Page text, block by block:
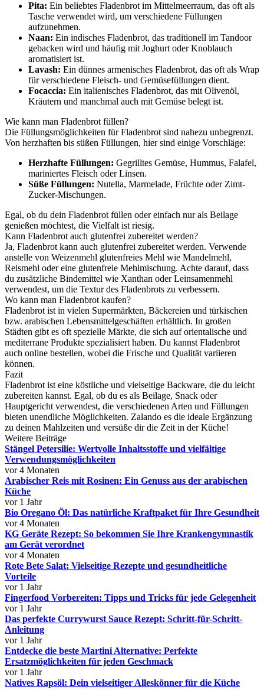
Pita: Ein beliebtes Fladenbrot im Mittelmeerraum, das oft als
Tasche verwendet wird, um verschiedene Füllungen
aufzunehmen.
Naan: Ein indisches Fladenbrot, das traditionell im Tandoor
gebacken wird und häufig mit Joghurt oder Knoblauch
aromatisiert ist.
Lavash: Ein dünnes armenisches Fladenbrot, das oft als Wrap
für verschiedene Fleisch- und Gemüsefüllungen dient.
Focaccia: Ein italienisches Fladenbrot, das mit Olivenöl,
Kräutern und manchmal auch mit Gemüse belegt ist.
Wie kann man Fladenbrot füllen?
Die Füllungsmöglichkeiten für Fladenbrot sind nahezu unbegrenzt.
Von herzhaften bis süßen Füllungen, hier sind einige Vorschläge:
Herzhafte Füllungen: Gegrilltes Gemüse, Hummus, Falafel,
mariniertes Fleisch oder Linsen.
Süße Füllungen: Nutella, Marmelade, Früchte oder Zimt-
Zucker-Mischungen.
Egal, ob du dein Fladenbrot füllen oder einfach nur als Beilage
genießen möchtest, die Vielfalt ist riesig.
Kann Fladenbrot auch glutenfrei zubereitet werden?
Ja, Fladenbrot kann auch glutenfrei zubereitet werden. Verwende
anstelle von Weizenmehl glutenfreies Mehl wie Mandelmehl,
Reismehl oder eine glutenfreie Mehlmischung. Achte darauf, dass
du zusätzliche Bindemittel wie Xanthan oder Leinsamenmehl
verwendest, um die Textur des Fladenbrots zu verbessern.
Wo kann man Fladenbrot kaufen?
Fladenbrot ist in vielen Supermärkten, Bäckereien und türkischen
bzw. arabischen Lebensmittelgeschäften erhältlich. In großen
Städten gibt es oft spezielle Märkte, die sich auf orientalische und
mediterrane Produkte spezialisiert haben. Du kannst Fladenbrot
auch online bestellen, wobei die Frische und Qualität variieren
können.
Fazit
Fladenbrot ist eine köstliche und vielseitige Backware, die du leicht
zubereiten kannst. Egal, ob du es als Beilage, Snack oder
Hauptgericht verwendest, die verschiedenen Arten und Füllungen
bieten unendliche Möglichkeiten. Zalando es die ideale Ergänzung
zu deinen Mahlzeiten und versüße dir die Zeit in der Küche!
Weitere Beiträge
Stängel Petersilie: Wertvolle Inhaltsstoffe und vielfältige
Verwendungsmöglichkeiten
vor 4 Monaten
Arabischer Reis mit Rosinen: Ein Genuss aus der arabischen
Küche
vor 1 Jahr
Bio Oregano Öl: Das natürliche Kraftpaket für Ihre Gesundheit
vor 4 Monaten
KG Geräte Rezept: So bekommen Sie Ihre Krankengymnastik
am Gerät verordnet
vor 4 Monaten
Rote Bete Salat: Vielseitige Rezepte und gesundheitliche
Vorteile
vor 1 Jahr
Fingerfood Vorbereiten: Tipps und Tricks für jede Gelegenheit
vor 1 Jahr
Das perfekte Currywurst Sauce Rezept: Schritt-für-Schritt-
Anleitung
vor 1 Jahr
Entdecke die beste Martini Alternative: Perfekte
Ersatzmöglichkeiten für jeden Geschmack
vor 1 Jahr
Natives Rapsöl: Dein vielseitiger Alleskönner für die Küche